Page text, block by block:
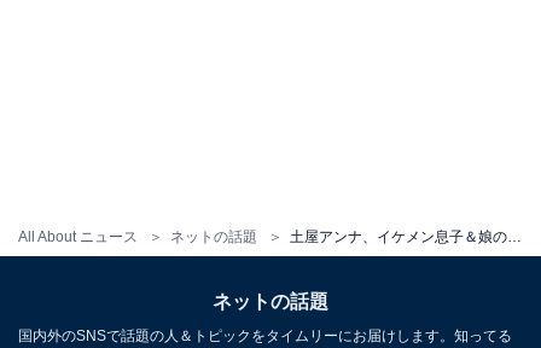
All About ニュース ネットの話題
ネットの話題
国内外のSNSで話題の人＆トピックをタイムリーにお届けします。知ってる